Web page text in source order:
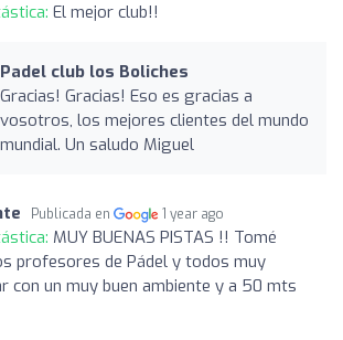
El mejor club!!
Padel club los Boliches
Gracias! Gracias! Eso es gracias a
vosotros, los mejores clientes del mundo
mundial. Un saludo Miguel
Publicada en 1 year ago
MUY BUENAS PISTAS !! Tomé
profesores de Pádel y todos muy
con un muy buen ambiente y a 50 mts